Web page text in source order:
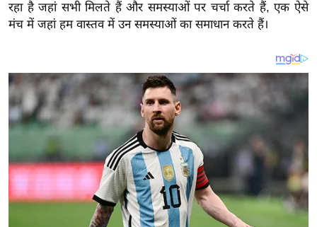
ब
ज
खे
ल
क्रि
के
I
P
L
रहा है जहां सभी मिलते हैं और समस्याओं पर चर्चा करते हैं, एक ऐसे
मंच में जहां हम वास्तव में उन समस्याओं का समाधान करते हैं।